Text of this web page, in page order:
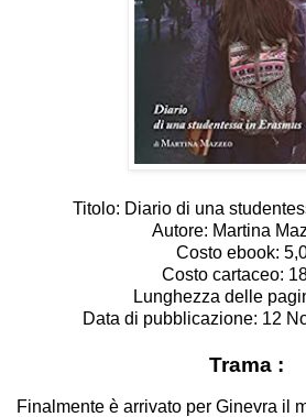
Titolo: Diario di una
Autore: Martina
Costo ebook:
Costo cartaceo:
Lunghezza delle
Data di pubblicazione: 12
Trama :
Finalmente è arrivato per Ginevra il